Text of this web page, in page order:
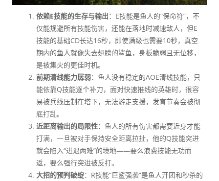
依赖E技能的生存与输出：E技能是鱼人的“保命符”，不
仅能规避所有技能伤害，还能在落地时减速敌人，但E
技能的基础CD长达16秒，即使满级也需要10秒，真空
期内的鱼人就像失去翅膀的鲨鱼，身板脆弱且无位移，
是被集火的更佳时机。
前期清线能力孱弱：鱼人没有稳定的AOE清线技能，只
能依靠Q技能逐个补刀，面对快速推线的英雄时，很容
易被兵线压制在塔下，无法游走支援，发育节奏会被彻
底打乱。
近距离输出的局限性：鱼人的所有伤害都需要近身才能
打满，一旦被对手保持安全距离拉扯，他的Q技能突进
就会陷入“进退两难”的境地——要么浪费技能无功而
返，要么强行突进被反打。
大招的预判破绽：R技能“巨鲨强袭”是鱼人开团和秒杀的